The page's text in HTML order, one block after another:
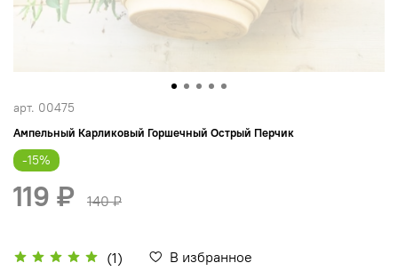
арт. 00475
Ампельный Карликовый Горшечный Острый Перчик
(1) В избранное
-15%
119 ₽ 140 ₽